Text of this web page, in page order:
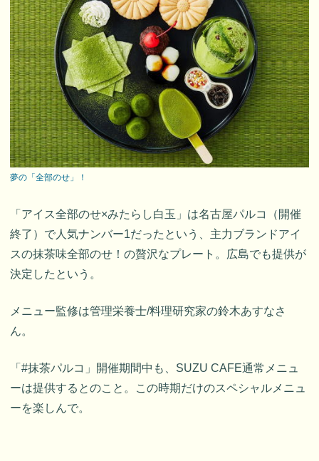
夢の「全部のせ」！
「アイス全部のせ×みたらし白玉」は名古屋パルコ（開催
終了）で人気ナンバー1だったという、主力ブランドアイ
スの抹茶味全部のせ！の贅沢なプレート。広島でも提供が
決定したという。
メニュー監修は管理栄養士/料理研究家の鈴木あすなさ
ん。
「#抹茶パルコ」開催期間中も、SUZU CAFE通常メニュ
ーは提供するとのこと。この時期だけのスペシャルメニュ
ーを楽しんで。